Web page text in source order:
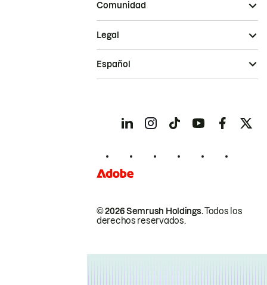
Comunidad
© 2026 Semrush Holdings.Todos los
derechos reservados.
Legal
Español